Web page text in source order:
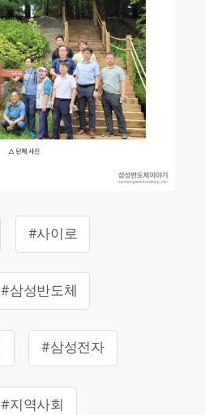
#사이로
#삼성반도체
#삼성전자
#지역사회